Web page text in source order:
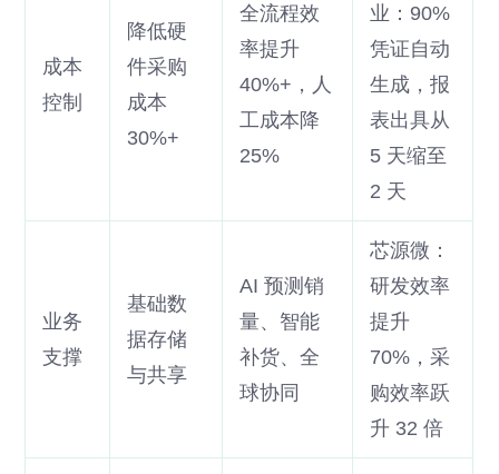
成本
控制
降低硬
件采购
成本
30%+
全流程效
率提升
40%+，人
工成本降
25%
业：90%
凭证自动
生成，报
表出具从
5 天缩至
2 天
业务
支撑
基础数
据存储
与共享
AI 预测销
量、智能
补货、全
球协同
芯源微：
研发效率
提升
70%，采
购效率跃
升 32 倍